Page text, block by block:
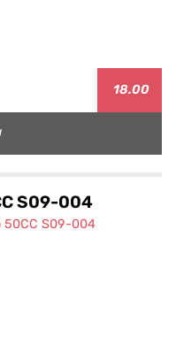
18.00
S09-004